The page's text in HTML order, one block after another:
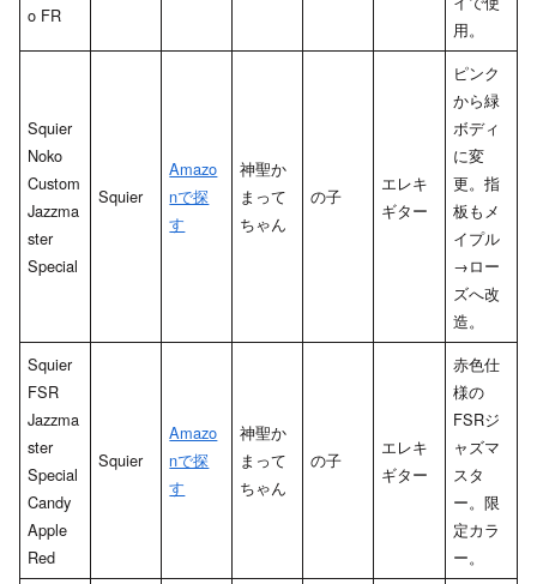
o FR
用。
Squier
Noko
Custom
Jazzma
ster
Special
Squier
Amazo
nで探
す
神聖か
まって
ちゃん
の子
エレキ
ギター
ピンク
から緑
ボディ
に変
更。指
板もメ
イプル
→ロー
ズへ改
造。
Squier
FSR
Jazzma
ster
Special
Candy
Apple
Red
Squier
Amazo
nで探
す
神聖か
まって
ちゃん
の子
エレキ
ギター
赤色仕
様の
FSRジ
ャズマ
スタ
ー。限
定カラ
ー。